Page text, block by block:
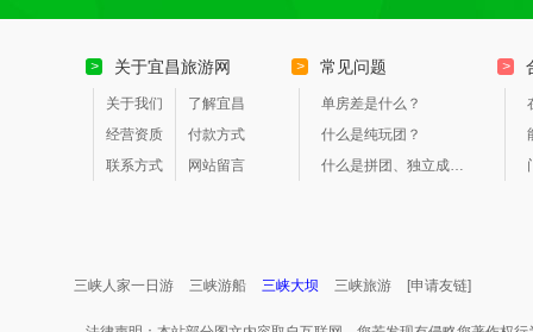
> 关于宜昌旅游网
关于我们
了解宜昌
经营资质
付款方式
联系方式
网站留言
> 常见问题
单房差是什么？
什么是纯玩团？
什么是拼团、独立成团？
>
三峡人家一日游 三峡游船 三峡大坝 三峡旅游 [申请友链]